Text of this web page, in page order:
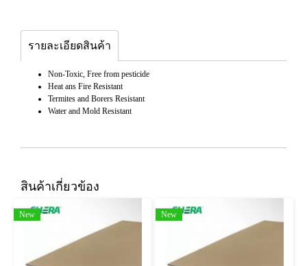
รายละเอียดสินค้า
Non-Toxic, Free from pesticide
Heat ans Fire Resistant
Termites and Borers Resistant
Water and Mold Resistant
สินค้าเกี่ยวข้อง
New New